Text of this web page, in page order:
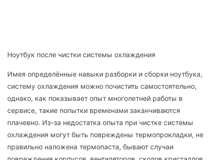
Ноутбук после чистки системы охлаждения
Имея определённые навыки разборки и сборки ноутбука,
систему охлаждения можно почистить самостоятельно,
однако, как показывает опыт многолетней работы в
сервисе, такие попытки временами заканчиваются
плачевно. Из-за недостатка опыта при чистке системы
охлаждения могут быть повреждены термопрокладки, не
правильно наложена термопаста, бывают случаи